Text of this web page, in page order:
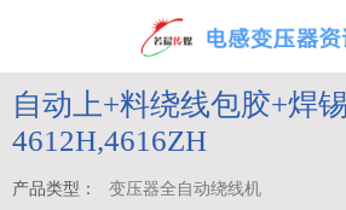
自动上+料绕线包胶+焊
4612H,4616ZH
产品类型：
变压器全自动绕线机